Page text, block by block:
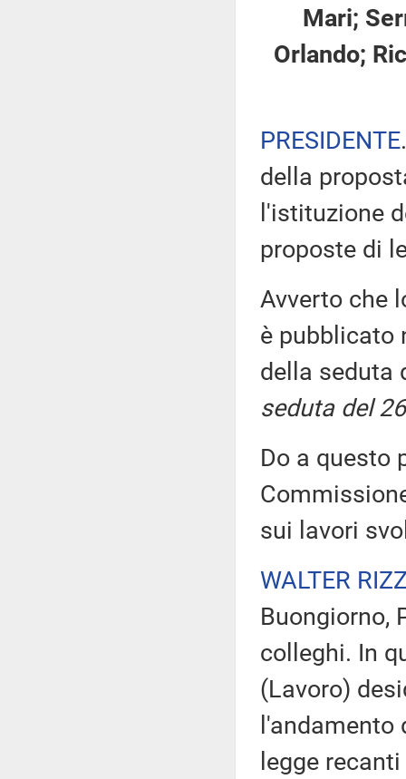
Mari;
Orlando;
PRESIDENTE
della
l'istituzione
proposte di
Avverto che
è pubblicato
della seduta
seduta del
Do a questo
sui lavori
WALTER
Buongiorno,
colleghi. In
(Lavoro)
legge